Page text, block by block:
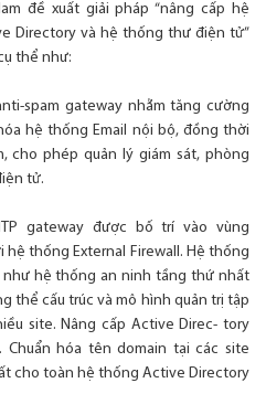
đề xuất giải pháp “nâng cấp hệ
Directory và hệ thống thư điện tử”
thể như:
spam gateway nhằm tăng cường
hệ thống Email nội bộ, đồng thời
cho phép quản lý giám sát, phòng
tử.
gateway được bố trí vào vùng
thống External Firewall. Hệ thống
như hệ thống an ninh tầng thứ nhất
thể cấu trúc và mô hình quản trị tập
site. Nâng cấp Active Direc- tory
Chuẩn hóa tên domain tại các site
cho toàn hệ thống Active Directory